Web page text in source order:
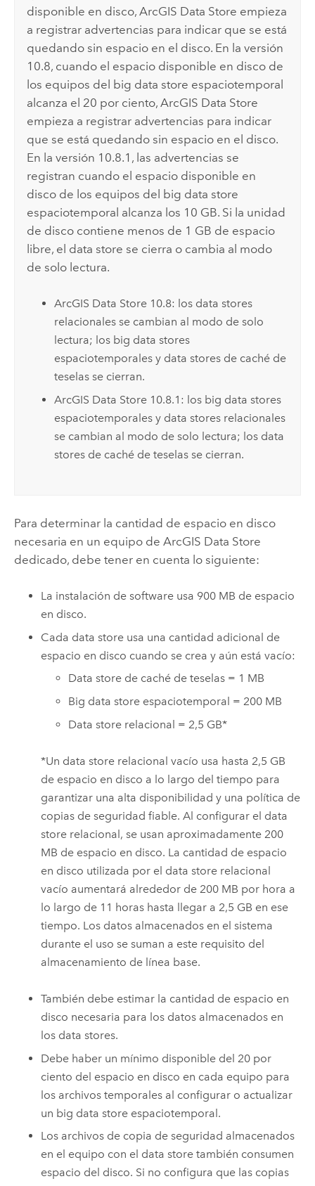
disponible en disco,ArcGIS Data Store empieza
a registrar advertencias para indicar que se está
quedando sin espacio en el disco. En la versión
10.8, cuando el espacio disponible en disco de
los equipos del big data store espaciotemporal
alcanza el 20 por ciento,ArcGIS Data Store
empieza a registrar advertencias para indicar
que se está quedando sin espacio en el disco.
En la versión 10.8.1, las advertencias se
registran cuando el espacio disponible en
disco de los equipos del big data store
espaciotemporal alcanza los 10 GB. Si la unidad
de disco contiene menos de 1 GB de espacio
libre, el data store se cierra o cambia al modo
de solo lectura.
ArcGIS Data Store10.8: los data stores
relacionales se cambian al modo de solo
lectura; los big data stores
espaciotemporales y data stores de caché de
teselas se cierran.
ArcGIS Data Store10.8.1: los big data stores
espaciotemporales y data stores relacionales
se cambian al modo de solo lectura; los data
stores de caché de teselas se cierran.
Para determinar la cantidad de espacio en disco
necesaria en un equipo de ArcGIS Data Store
dedicado, debe tener en cuenta lo siguiente:
La instalación de software usa 900 MB de espacio
en disco.
Cada data store usa una cantidad adicional de
espacio en disco cuando se crea y aún está vacío:
Data store de caché de teselas = 1 MB
Big data store espaciotemporal = 200 MB
Data store relacional = 2,5 GB*
*Un data store relacional vacío usa hasta 2,5 GB
de espacio en disco a lo largo del tiempo para
garantizar una alta disponibilidad y una política de
copias de seguridad fiable. Al configurar el data
store relacional, se usan aproximadamente 200
MB de espacio en disco. La cantidad de espacio
en disco utilizada por el data store relacional
vacío aumentará alrededor de 200 MB por hora a
lo largo de 11 horas hasta llegar a 2,5 GB en ese
tiempo. Los datos almacenados en el sistema
durante el uso se suman a este requisito del
almacenamiento de línea base.
También debe estimar la cantidad de espacio en
disco necesaria para los datos almacenados en
los data stores.
Debe haber un mínimo disponible del 20 por
ciento del espacio en disco en cada equipo para
los archivos temporales al configurar o actualizar
un big data store espaciotemporal.
Los archivos de copia de seguridad almacenados
en el equipo con el data store también consumen
espacio del disco. Si no configura que las copias